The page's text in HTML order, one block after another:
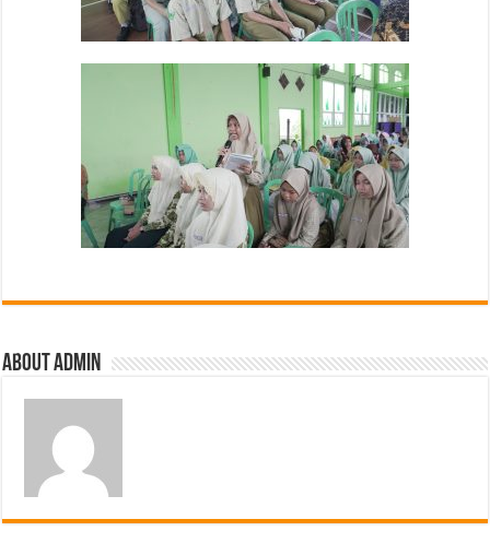
About Admin